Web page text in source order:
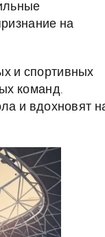
на
и спортивных
команд.
и вдохновят